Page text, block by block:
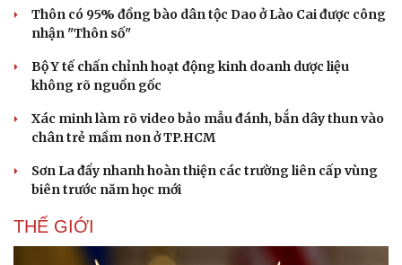
Văn hóa
Sân khấu - Điện ảnh
Văn học
Âm nhạc
Giải trí
Thôn có 95% đồng bào dân tộc Dao ở Lào Cai được công
nhận "Thôn số"
Bộ Y tế chấn chỉnh hoạt động kinh doanh dược liệu
không rõ nguồn gốc
Xác minh làm rõ video bảo mẫu đánh, bắn dây thun vào
chân trẻ mầm non ở TP.HCM
Sơn La đẩy nhanh hoàn thiện các trường liên cấp vùng
biên trước năm học mới
THẾ GIỚI